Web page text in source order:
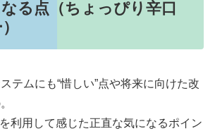
る点（ちょっぴり辛口
テムにも“惜しい”点や将来に向けた改
利用して感じた正直な気になるポイン